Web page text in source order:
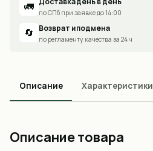
🚛 по СПб при заявке до 14:00
🔄 Возврат и подмена
по регламенту качества за 24 ч
Описание Характеристики
Описание товара